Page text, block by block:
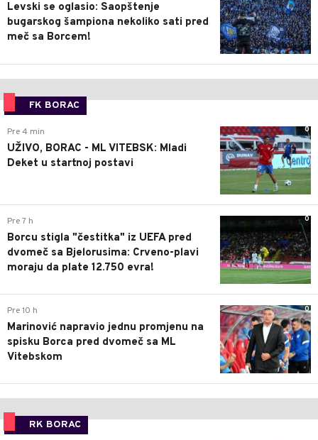
Levski se oglasio: Saopštenje
bugarskog šampiona nekoliko sati pred
meč sa Borcem!
FK BORAC
0
Pre 4 min
UŽIVO, BORAC - ML VITEBSK: Mladi
Deket u startnoj postavi
0
Pre 7 h
Borcu stigla "čestitka" iz UEFA pred
dvomeč sa Bjelorusima: Crveno-plavi
moraju da plate 12.750 evra!
0
Pre 10 h
Marinović napravio jednu promjenu na
spisku Borca pred dvomeč sa ML
Vitebskom
RK BORAC